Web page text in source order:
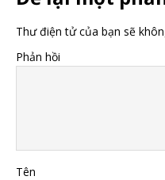
Thư điện tử của bạn sẽ
Phản hồi
Tên